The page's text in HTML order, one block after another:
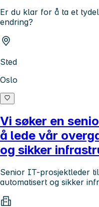
Er du klar for å ta et
endring?
Sted
Oslo
Vi søker en
å lede vår
og sikker
Senior IT-prosjektleder
automatisert og sikker